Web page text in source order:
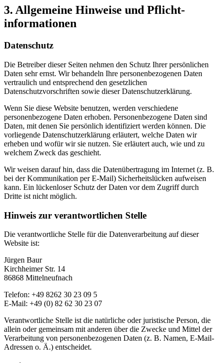
3. Allgemeine Hinweise und Pflicht­
informationen
Datenschutz
Die Betreiber dieser Seiten nehmen den Schutz Ihrer persönlichen
Daten sehr ernst. Wir behandeln Ihre personenbezogenen Daten
vertraulich und entsprechend den gesetzlichen
Datenschutzvorschriften sowie dieser Datenschutzerklärung.
Wenn Sie diese Website benutzen, werden verschiedene
personenbezogene Daten erhoben. Personenbezogene Daten sind
Daten, mit denen Sie persönlich identifiziert werden können. Die
vorliegende Datenschutzerklärung erläutert, welche Daten wir
erheben und wofür wir sie nutzen. Sie erläutert auch, wie und zu
welchem Zweck das geschieht.
Wir weisen darauf hin, dass die Datenübertragung im Internet (z. B.
bei der Kommunikation per E-Mail) Sicherheitslücken aufweisen
kann. Ein lückenloser Schutz der Daten vor dem Zugriff durch
Dritte ist nicht möglich.
Hinweis zur verantwortlichen Stelle
Die verantwortliche Stelle für die Datenverarbeitung auf dieser
Website ist:
Jürgen Baur
Kirchheimer Str. 14
86868 Mittelneufnach
Telefon: +49 8262 30 23 09 5
E-Mail: +49 (0) 82 62 30 23 07
Verantwortliche Stelle ist die natürliche oder juristische Person, die
allein oder gemeinsam mit anderen über die Zwecke und Mittel der
Verarbeitung von personenbezogenen Daten (z. B. Namen, E-Mail-
Adressen o. Ä.) entscheidet.